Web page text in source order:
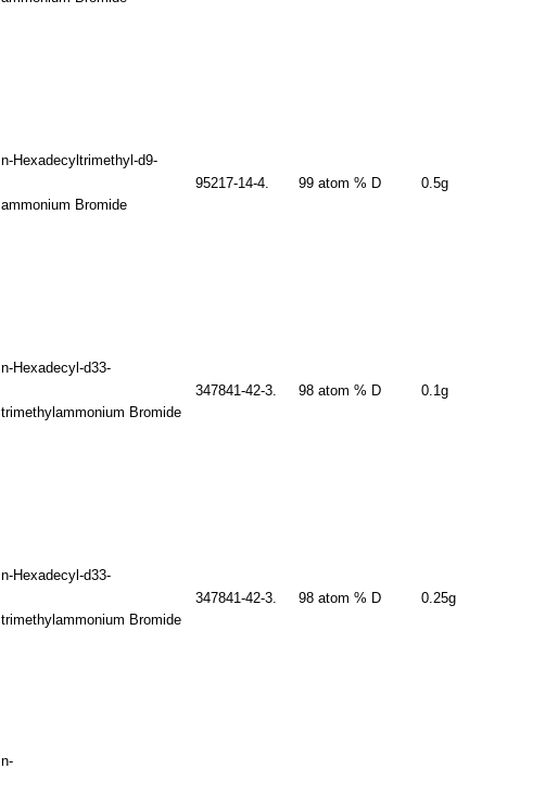
n-Hexadecyltrimethyl-d9-
ammonium Bromide
95217-14-4. 99 atom % D 0.5g
n-Hexadecyl-d33-
trimethylammonium Bromide
347841-42-3. 98 atom % D 0.1g
n-Hexadecyl-d33-
trimethylammonium Bromide
347841-42-3. 98 atom % D 0.25g
n-